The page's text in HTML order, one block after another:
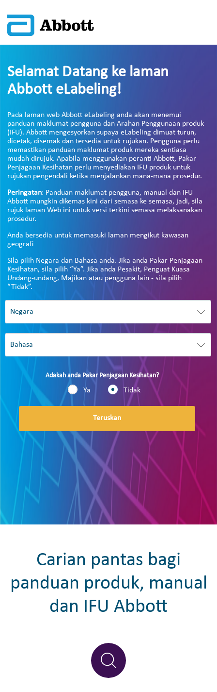
Selamat Datang ke laman
Abbott eLabeling!
Pada laman web Abbott eLabeling anda akan menemui
panduan maklumat pengguna dan Arahan Penggunaan produk
(IFU). Abbott mengesyorkan supaya eLabeling dimuat turun,
dicetak, disemak dan tersedia untuk rujukan. Pengguna perlu
memastikan panduan maklumat produk mereka sentiasa
mudah dirujuk. Apabila menggunakan peranti Abbott, Pakar
Penjagaan Kesihatan perlu menyediakan IFU produk untuk
rujukan pengendali ketika menjalankan mana-mana prosedur.
Peringatan: Panduan maklumat pengguna, manual dan IFU
Abbott mungkin dikemas kini dari semasa ke semasa, jadi, sila
rujuk laman Web ini untuk versi terkini semasa melaksanakan
prosedur.
Anda bersedia untuk memasuki laman mengikut kawasan
geografi
Sila pilih Negara dan Bahasa anda. Jika anda Pakar Penjagaan
Kesihatan, sila pilih “Ya”. Jika anda Pesakit, Penguat Kuasa
Undang-undang, Majikan atau pengguna lain - sila pilih
“Tidak”.
Adakah anda Pakar Penjagaan Kesihatan?
Ya Tidak
Teruskan
Carian pantas bagi
panduan produk, manual
dan IFU Abbott